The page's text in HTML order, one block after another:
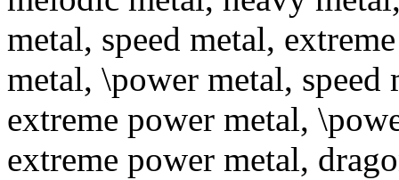
metal, speed metal,
metal, \power metal,
extreme power metal,
extreme power metal,